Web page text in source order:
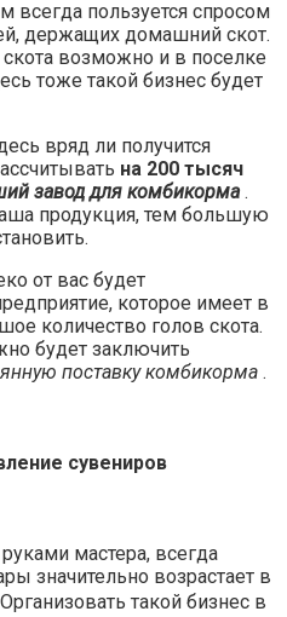
всегда пользуется спросом
держащих домашний скот.
возможно и в поселке
тоже такой бизнес будет
вряд ли получится
на 200 тысяч
завод для комбикорма .
продукция, тем большую
от вас будет
которое имеет в
количество голов скота.
будет заключить
поставку комбикорма .
сувениров
мастера, всегда
значительно возрастает в
такой бизнес в